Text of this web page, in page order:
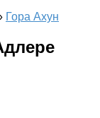
Гора Ахун